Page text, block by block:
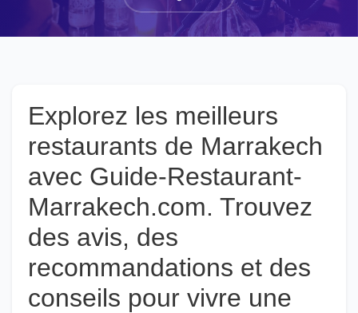
Explorez les meilleurs
restaurants de Marrakech
avec Guide-Restaurant-
Marrakech.com. Trouvez
des avis, des
recommandations et des
conseils pour vivre une